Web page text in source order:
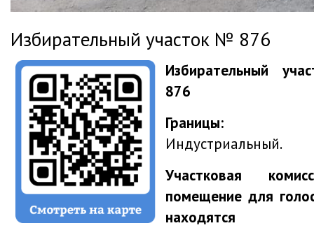
Избирательный участок № 876
Избирательный
876
Индустриальный.
Участковая
помещение для